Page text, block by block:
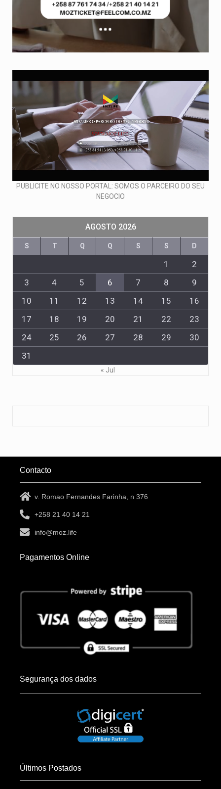
PUBLICITE NO NOSSO PORTAL: SOMOS O PARCEIRO DO SEU
NEGOCIO
AGOSTO 2026
S T Q Q S S D
1
2
3
4 5 6 7 8
9
10
11 12 13 14 15
16
17
18 19 20 21 22
23
24
25 26 27 28 29
30
31
« Jul
Contacto
v. Romao Fernandes Farinha, n 376
+258 21 40 14 21
info@moz.life
Pagamentos Online
Segurança dos dados
Últimos Postados